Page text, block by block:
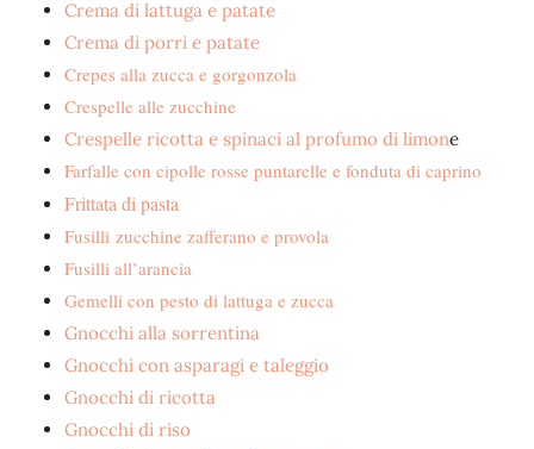
Crema di lattuga e patate
Crema di porri e patate
Crepes alla zucca e gorgonzola
Crespelle alle zucchine
Crespelle ricotta e spinaci al profumo di limone
Farfalle con cipolle rosse puntarelle e fonduta di caprino
Frittata di pasta
Fusilli zucchine zafferano e provola
Fusilli all’arancia
Gemelli con pesto di lattuga e zucca
Gnocchi alla sorrentina
Gnocchi con asparagi e taleggio
Gnocchi di ricotta
Gnocchi di riso